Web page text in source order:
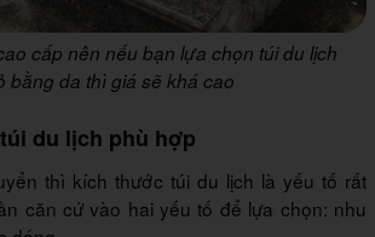
cấp nên nếu bạn lựa chọn túi du lịch
bằng da thì giá sẽ khá cao
du lịch phù hợp
thì kích thước túi du lịch là yếu tố rất
căn cứ vào hai yếu tố để lựa chọn: nhu